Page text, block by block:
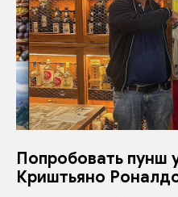
Попробовать пунш
Криштьяно